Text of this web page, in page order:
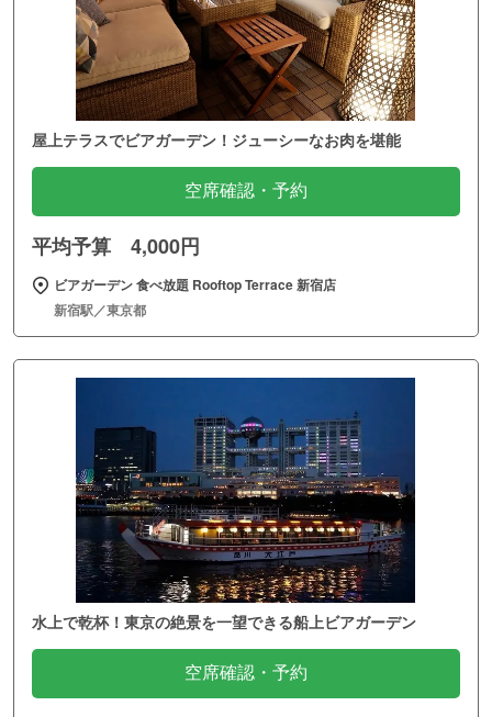
屋上テラスでビアガーデン！ジューシーなお肉を堪能
空席確認・予約
平均予算 4,000円
ビアガーデン 食べ放題 Rooftop Terrace 新宿店
新宿駅／東京都
水上で乾杯！東京の絶景を一望できる船上ビアガーデン
空席確認・予約